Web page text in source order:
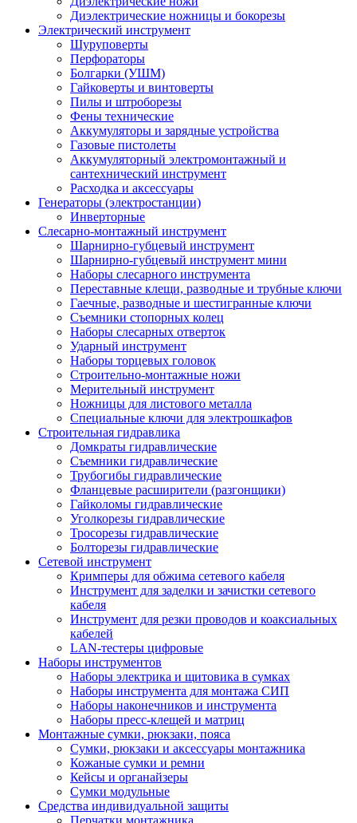
Диэлектрические ножницы и бокорезы
Электрический инструмент
Шуруповерты
Перфораторы
Болгарки (УШМ)
Гайковерты и винтоверты
Пилы и штроборезы
Фены технические
Аккумуляторы и зарядные устройства
Газовые пистолеты
Аккумуляторный электромонтажный и
сантехнический инструмент
Расходка и аксессуары
Генераторы (электростанции)
Инверторные
Слесарно-монтажный инструмент
Шарнирно-губцевый инструмент
Шарнирно-губцевый инструмент мини
Наборы слесарного инструмента
Переставные клещи, разводные и трубные ключи
Гаечные, разводные и шестигранные ключи
Съемники стопорных колец
Наборы слесарных отверток
Ударный инструмент
Наборы торцевых головок
Строительно-монтажные ножи
Мерительный инструмент
Ножницы для листового металла
Специальные ключи для электрошкафов
Строительная гидравлика
Домкраты гидравлические
Съемники гидравлические
Трубогибы гидравлические
Фланцевые расширители (разгонщики)
Гайколомы гидравлические
Уголкорезы гидравлические
Тросорезы гидравлические
Болторезы гидравлические
Сетевой инструмент
Кримперы для обжима сетевого кабеля
Инструмент для заделки и зачистки сетевого
кабеля
Инструмент для резки проводов и коаксиальных
кабелей
LAN-тестеры цифровые
Наборы инструментов
Наборы электрика и щитовика в сумках
Наборы инструмента для монтажа СИП
Наборы наконечников и инструмента
Наборы пресс-клещей и матриц
Монтажные сумки, рюкзаки, пояса
Сумки, рюкзаки и аксессуары монтажника
Кожаные сумки и ремни
Кейсы и органайзеры
Сумки модульные
Средства индивидуальной защиты
Перчатки монтажника